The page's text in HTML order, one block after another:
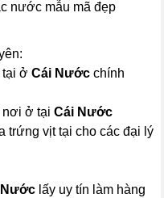
nước mẫu mã đẹp
tại ởCái Nước chính
nơi ở tạiCái Nước
trứng vịt tại cho các đại lý
lấy uy tín làm hàng